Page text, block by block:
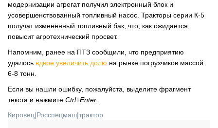
модернизации агрегат получил электронный блок и
усовершенствованный топливный насос. Тракторы серии К-5
получат изменённый топливный бак, что, как ожидается,
повысит агротехнический просвет.
Напомним, ранее на ПТЗ сообщили, что предприятию
удалось вдвое увеличить долю на рынке погрузчиков массой
6-8 тонн.
Если вы нашли ошибку, пожалуйста, выделите фрагмент
текста и нажмите Ctrl+Enter
Кировец|Росспецмаш|трактор